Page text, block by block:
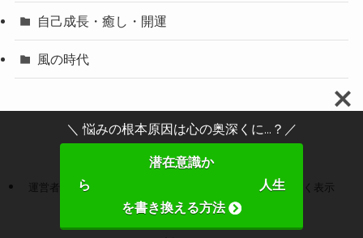
自己成長・癒し・開運
風の時代
運営者情報
特定商取引法に基づく表示
お問い合わせ
＼ 悩みの根本原因は心の奥深くに...？／
潜在意識か
ら 人生
を書き換える方法